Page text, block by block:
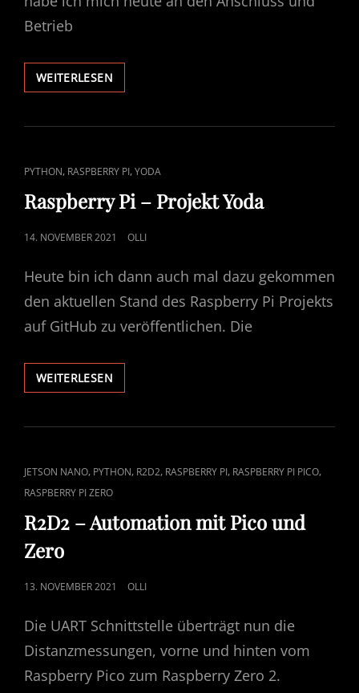
Betrieb
WEITERLESENDARTH
–
2:
CAT
LINKS
PYTHON, RASPBERRY PI,YODA
Raspberry Pi – Projekt Yoda
POSTED
14. NOVEMBER 2021 OLLI
Heute bin ich dann auch mal dazu gekommen
den aktuellen Stand des Raspberry Pi Projekts
auf GitHub zu veröffentlichen. Die
WEITERLESENRASPBERRY
PI
PROJEKT
CAT
LINKS
JETSON NANO, PYTHON, R2D2, RASPBERRY PI, RASPBERRY PI PICO,
RASPBERRY PI ZERO
R2D2 – Automation mit Pico und
Zero
POSTED
13. NOVEMBER 2021 OLLI
Die UART Schnittstelle überträgt nun die
Distanzmessungen, vorne und hinten vom
Raspberry Pico zum Raspberry Zero 2.